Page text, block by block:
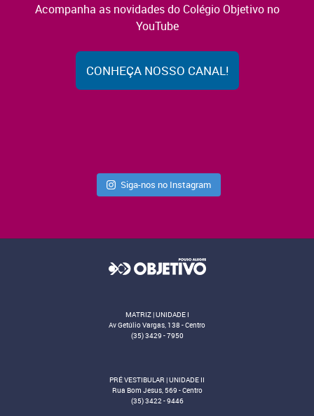
Acompanha as novidades do Colégio Objetivo no
YouTube
CONHEÇA NOSSO CANAL!
Siga-nos no Instagram
MATRIZ | UNIDADE I
Av Getúlio Vargas, 138 - Centro
(35) 3429 - 7950
PRÉ VESTIBULAR | UNIDADE II
Rua Bom Jesus, 569 - Centro
(35) 3422 - 9446